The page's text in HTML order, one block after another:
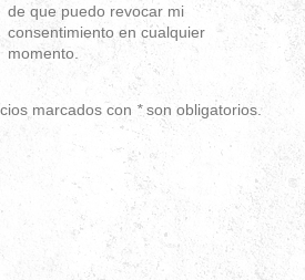
de que puedo revocar mi
consentimiento en cualquier
momento.
marcados con *son obligatorios.